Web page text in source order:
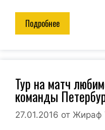
Подробнее
Тур на матч
команды
27.01.2016 от Жираф